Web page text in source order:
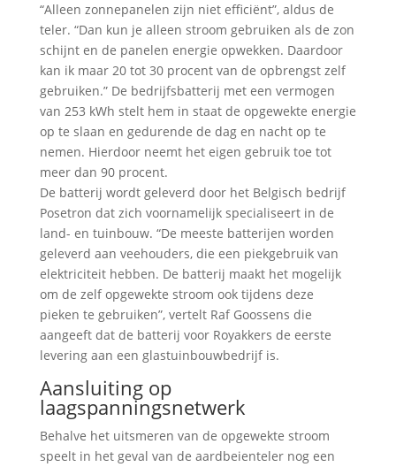
“Alleen zonnepanelen zijn niet efficiënt”, aldus de
teler. “Dan kun je alleen stroom gebruiken als de zon
schijnt en de panelen energie opwekken. Daardoor
kan ik maar 20 tot 30 procent van de opbrengst zelf
gebruiken.” De bedrijfsbatterij met een vermogen
van 253 kWh stelt hem in staat de opgewekte energie
op te slaan en gedurende de dag en nacht op te
nemen. Hierdoor neemt het eigen gebruik toe tot
meer dan 90 procent.
De batterij wordt geleverd door het Belgisch bedrijf
Posetron dat zich voornamelijk specialiseert in de
land- en tuinbouw. “De meeste batterijen worden
geleverd aan veehouders, die een piekgebruik van
elektriciteit hebben. De batterij maakt het mogelijk
om de zelf opgewekte stroom ook tijdens deze
pieken te gebruiken”, vertelt Raf Goossens die
aangeeft dat de batterij voor Royakkers de eerste
levering aan een glastuinbouwbedrijf is.
Aansluiting op
laagspanningsnetwerk
Behalve het uitsmeren van de opgewekte stroom
speelt in het geval van de aardbeienteler nog een